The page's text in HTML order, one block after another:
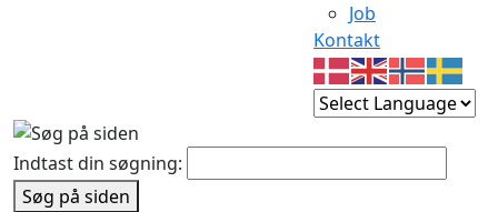
Job
Kontakt
Indtast din søgning:
Søg på siden